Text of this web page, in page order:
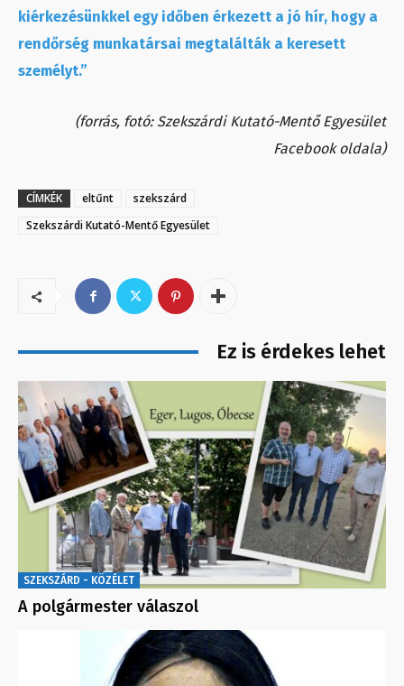
kiérkezésünkkel egy időben érkezett a jó hír, hogy a
rendőrség munkatársai megtalálták a keresett
személyt.”
(forrás, fotó: Szekszárdi Kutató-Mentő Egyesület
Facebook oldala)
CÍMKÉK eltűnt
szekszárd
Szekszárdi Kutató-Mentő Egyesület
Ez is érdekes lehet
SZEKSZÁRD - KÖZÉLET
A polgármester válaszol